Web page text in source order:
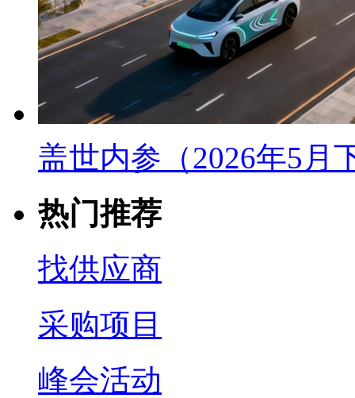
盖世内参（2026年5月
热门推荐
找供应商
采购项目
峰会活动